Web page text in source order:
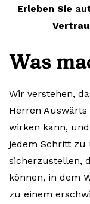
Erleben Sie
Was
Wir verstehen,
Herren
wirken kann,
jedem Schritt zu
sicherzustellen,
können, in dem
zu einem